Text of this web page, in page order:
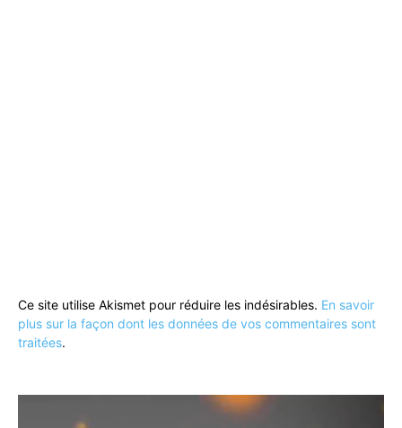
Ce site utilise Akismet pour réduire les indésirables. En savoir
plus sur la façon dont les données de vos commentaires sont
traitées.